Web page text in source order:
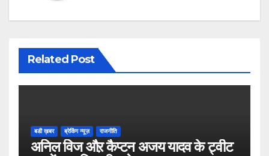
Related Post
बडी ख़बर ब्रेकिंग न्यूज़ राजनीति
अनिल विज औऱ कैप्टन अजय यादव के ट्वीट